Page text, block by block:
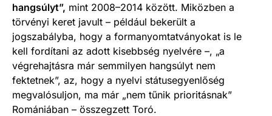
hangsúlyt”, mint 2008–2014 között. Miközben a
törvényi keret javult – például bekerült a
jogszabályba, hogy a formanyomtatványokat is le
kell fordítani az adott kisebbség nyelvére –, „a
végrehajtásra már semmilyen hangsúlyt nem
fektetnek”, az, hogy a nyelvi státusegyenlőség
megvalósuljon, ma már „nem tűnik prioritásnak”
Romániában – összegzett Toró.